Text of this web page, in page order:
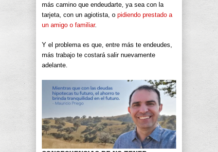
más camino que endeudarte, ya sea con la
tarjeta, con un agiotista, o pidiendo prestado a
un amigo o familiar.
Y el problema es que, entre más te endeudes,
más trabajo te costará salir nuevamente
adelante.